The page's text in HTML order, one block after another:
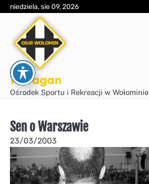
Skip
content
niedziela, sie 09, 2026
Huragan
Ośrodek Sportu i Rekreacji w Wołominie
Sen o Warszawie
23/03/2003